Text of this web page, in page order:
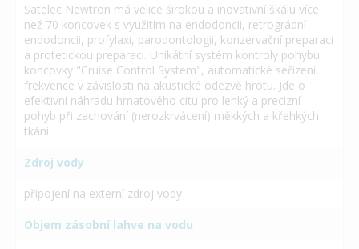
Satelec Newtron má velice širokou a inovativní škálu více
než 70 koncovek s využitím na endodoncii, retrográdní
endodoncii, profylaxi, parodontologii, konzervační preparaci
a protetickou preparaci. Unikátní systém kontroly pohybu
koncovky "Cruise Control System", automatické seřízení
frekvence v závislosti na akustické odezvě hrotu. Jde o
efektivní náhradu hmatového citu pro lehký a precizní
pohyb při zachování (nerozkrvácení) měkkých a křehkých
tkání.
Zdroj vody
připojení na externí zdroj vody
Objem zásobní lahve na vodu